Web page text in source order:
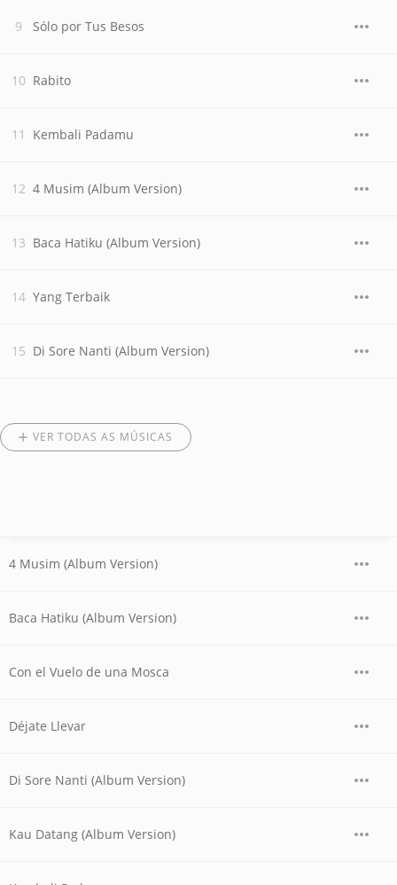
Sólo por Tus Besos
Rabito
Kembali Padamu
4 Musim (Album Version)
Baca Hatiku (Album Version)
Yang Terbaik
Di Sore Nanti (Album Version)
VER TODAS AS MÚSICAS
4 Musim (Album Version)
Baca Hatiku (Album Version)
Con el Vuelo de una Mosca
Déjate Llevar
Di Sore Nanti (Album Version)
Kau Datang (Album Version)